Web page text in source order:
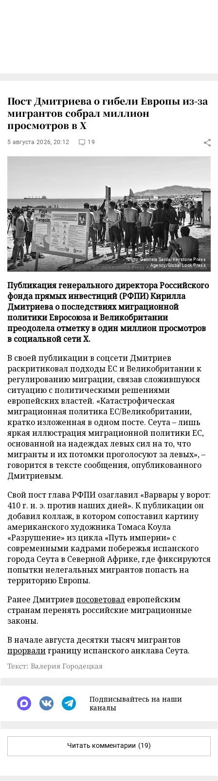
Пост Дмитриева о гибели Европы из-за
мигрантов собрал миллион
просмотров в X
5 августа 2026, 20:12 19
Фото: Gabriela Sarda/Keystone Press
Agency/Global Look Press
Публикация генерального директора Российского
фонда прямых инвестиций (РФПИ) Кирилла
Дмитриева о последствиях миграционной
политики Евросоюза и Великобритании
преодолела отметку в один миллион просмотров
в социальной сети X.
В своей публикации в соцсети Дмитриев
раскритиковал подходы ЕС и Великобритании к
регулированию миграции, связав сложившуюся
ситуацию с политическими решениями
европейских властей. «Катастрофическая
миграционная политика ЕС/Великобритании,
кратко изложенная в одном посте. Сеута – лишь
яркая иллюстрация миграционной политики ЕС,
основанной на надеждах левых сил на то, что
мигранты и их потомки проголосуют за левых», –
говорится в тексте сообщения, опубликованного
Дмитриевым.
Свой пост глава РФПИ озаглавил «Варвары у ворот:
410 г. н. э. против наших дней». К публикации он
добавил коллаж, в котором сопоставил картину
американского художника Томаса Коула
«Разрушение» из цикла «Путь империи» с
современными кадрами побережья испанского
города Сеута в Северной Африке, где фиксируются
попытки нелегальных мигрантов попасть на
территорию Европы.
Ранее Дмитриев посоветовал европейским
странам перенять российские миграционные
законы.
В начале августа десятки тысяч мигрантов
прорвалиграницу испанского анклава Сеута.
Текст: Валерия Городецкая
Подписывайтесь на наши
каналы
Читать комментарии (19)